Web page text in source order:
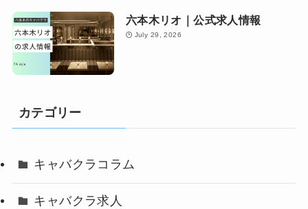
六本木リオ｜公式求人情報
July 29, 2026
カテゴリー
キャバクラコラム
キャバクラ求人